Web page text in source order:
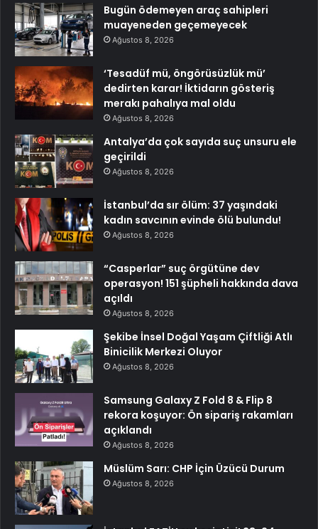
Bugün ödemeyen araç sahipleri
muayeneden geçemeyecek
Ağustos 8, 2026
‘Tesadüf mü, öngörüsüzlük mü’
dedirten karar! İktidarın gösteriş
merakı pahalıya mal oldu
Ağustos 8, 2026
Antalya’da çok sayıda suç unsuru ele
geçirildi
Ağustos 8, 2026
İstanbul’da sır ölüm: 37 yaşındaki
kadın savcının evinde ölü bulundu!
Ağustos 8, 2026
“Casperlar” suç örgütüne dev
operasyon! 151 şüpheli hakkında dava
açıldı
Ağustos 8, 2026
Şekibe İnsel Doğal Yaşam Çiftliği Atlı
Binicilik Merkezi Oluyor
Ağustos 8, 2026
Samsung Galaxy Z Fold 8 & Flip 8
rekora koşuyor: Ön sipariş rakamları
açıklandı
Ağustos 8, 2026
Müslüm Sarı: CHP İçin Üzücü Durum
Ağustos 8, 2026